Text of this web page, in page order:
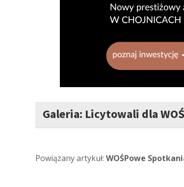
Galeria: Licytowali dla
Powiązany artykuł: WOŚPowe